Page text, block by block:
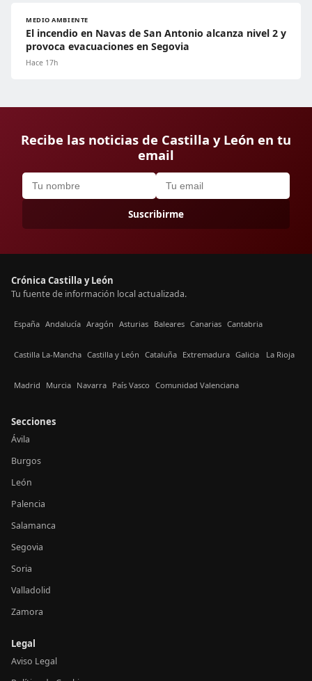
MEDIO AMBIENTE
El incendio en Navas de San Antonio alcanza nivel 2 y
provoca evacuaciones en Segovia
Hace 17h
Recibe las noticias de Castilla y León en tu
email
Suscribirme
Crónica Castilla y León
Tu fuente de información local actualizada.
España Andalucía Aragón Asturias Baleares Canarias Cantabria
Castilla La-Mancha Castilla y León Cataluña Extremadura Galicia La Rioja
Madrid Murcia Navarra País Vasco Comunidad Valenciana
Secciones
Ávila
Burgos
León
Palencia
Salamanca
Segovia
Soria
Valladolid
Zamora
Legal
Aviso Legal